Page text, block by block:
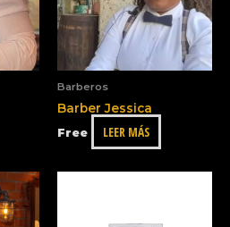
Barberos
Barber Jessica
Free LEER MÁS